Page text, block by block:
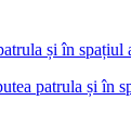
patrula și în